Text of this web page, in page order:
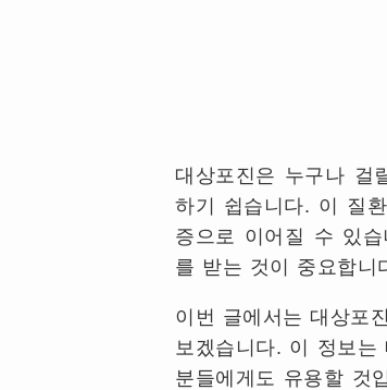
대상포진은 누구나 걸
하기 쉽습니다. 이 질
증으로 이어질 수 있
를 받는 것이 중요합니
이번 글에서는 대상포
보겠습니다. 이 정보
분들에게도 유용할 것